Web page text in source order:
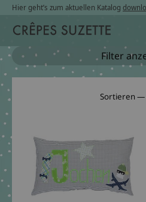
Hier geht’s zum aktuellen Katalog
Filter
Sortieren —